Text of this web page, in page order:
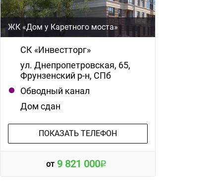
ЖК «Дом у Каретного моста»
СК «Инвестторг»
ул. Днепропетровская, 65,
Фрунзенский р-н, СПб
Обводный канал
Дом сдан
ПОКАЗАТЬ ТЕЛЕФОН
от 9 821 000